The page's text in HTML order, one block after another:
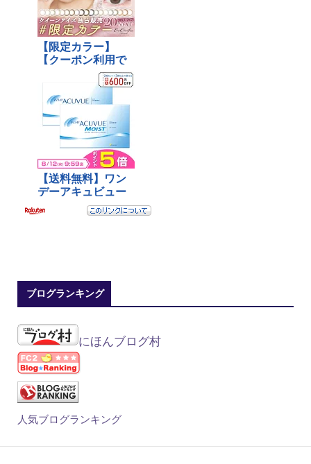
ブログランキング
にほんブログ村
人気ブログランキング